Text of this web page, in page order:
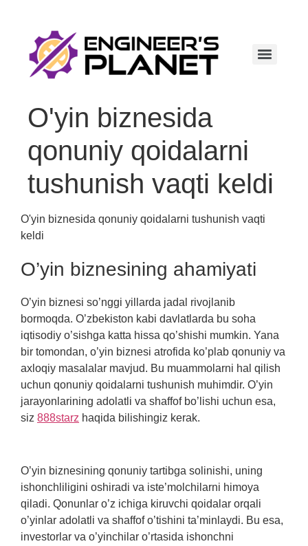
O'yin biznesida
qonuniy qoidalarni
tushunish vaqti keldi
O'yin biznesida qonuniy qoidalarni tushunish vaqti
keldi
O’yin biznesining ahamiyati
O’yin biznesi so’nggi yillarda jadal rivojlanib
bormoqda. O’zbekiston kabi davlatlarda bu soha
iqtisodiy o’sishga katta hissa qo’shishi mumkin. Yana
bir tomondan, o’yin biznesi atrofida ko’plab qonuniy va
axloqiy masalalar mavjud. Bu muammolarni hal qilish
uchun qonuniy qoidalarni tushunish muhimdir. O’yin
jarayonlarining adolatli va shaffof bo’lishi uchun esa,
siz 888starz haqida bilishingiz kerak.
O’yin biznesining qonuniy tartibga solinishi, uning
ishonchliligini oshiradi va iste’molchilarni himoya
qiladi. Qonunlar o’z ichiga kiruvchi qoidalar orqali
o’yinlar adolatli va shaffof o’tishini ta’minlaydi. Bu esa,
investorlar va o’yinchilar o’rtasida ishonchni